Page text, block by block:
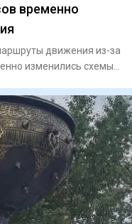
временно
движения из-за
изменились схемы